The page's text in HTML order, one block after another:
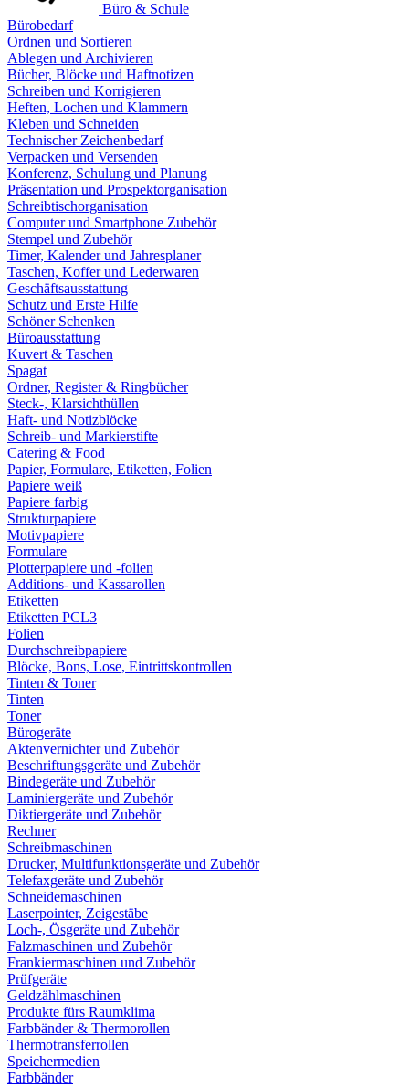
Büro & Schule
Bürobedarf
Ordnen und Sortieren
Ablegen und Archivieren
Bücher, Blöcke und Haftnotizen
Schreiben und Korrigieren
Heften, Lochen und Klammern
Kleben und Schneiden
Technischer Zeichenbedarf
Verpacken und Versenden
Konferenz, Schulung und Planung
Präsentation und Prospektorganisation
Schreibtischorganisation
Computer und Smartphone Zubehör
Stempel und Zubehör
Timer, Kalender und Jahresplaner
Taschen, Koffer und Lederwaren
Geschäftsausstattung
Schutz und Erste Hilfe
Schöner Schenken
Büroausstattung
Kuvert & Taschen
Spagat
Ordner, Register & Ringbücher
Steck-, Klarsichthüllen
Haft- und Notizblöcke
Schreib- und Markierstifte
Catering & Food
Papier, Formulare, Etiketten, Folien
Papiere weiß
Papiere farbig
Strukturpapiere
Motivpapiere
Formulare
Plotterpapiere und -folien
Additions- und Kassarollen
Etiketten
Etiketten PCL3
Folien
Durchschreibpapiere
Blöcke, Bons, Lose, Eintrittskontrollen
Tinten & Toner
Tinten
Toner
Bürogeräte
Aktenvernichter und Zubehör
Beschriftungsgeräte und Zubehör
Bindegeräte und Zubehör
Laminiergeräte und Zubehör
Diktiergeräte und Zubehör
Rechner
Schreibmaschinen
Drucker, Multifunktionsgeräte und Zubehör
Telefaxgeräte und Zubehör
Schneidemaschinen
Laserpointer, Zeigestäbe
Loch-, Ösgeräte und Zubehör
Falzmaschinen und Zubehör
Frankiermaschinen und Zubehör
Prüfgeräte
Geldzählmaschinen
Produkte fürs Raumklima
Farbbänder & Thermorollen
Thermotransferrollen
Speichermedien
Farbbänder